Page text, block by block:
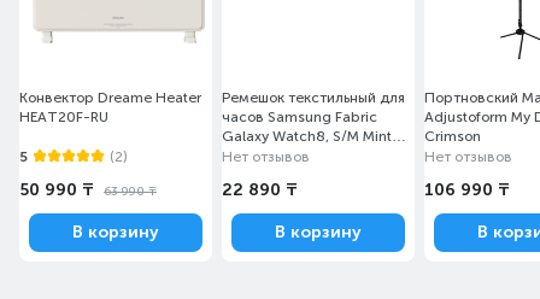
Конвектор Dreame Heater
HEAT20F-RU
5 (2)
50 990 ₸ 63 990 ₸
В корзину
Ремешок текстильный для
часов Samsung Fabric
Galaxy Watch8, S/M Mint
(ET-SVL32SMEGRU)
Нет отзывов
22 890 ₸
В корзину
Портновский
Adjustoform My
Crimson
Нет отзывов
106 990 ₸
В